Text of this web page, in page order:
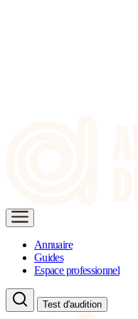
Annuaire
Guides
Espace professionnel
Test d'audition